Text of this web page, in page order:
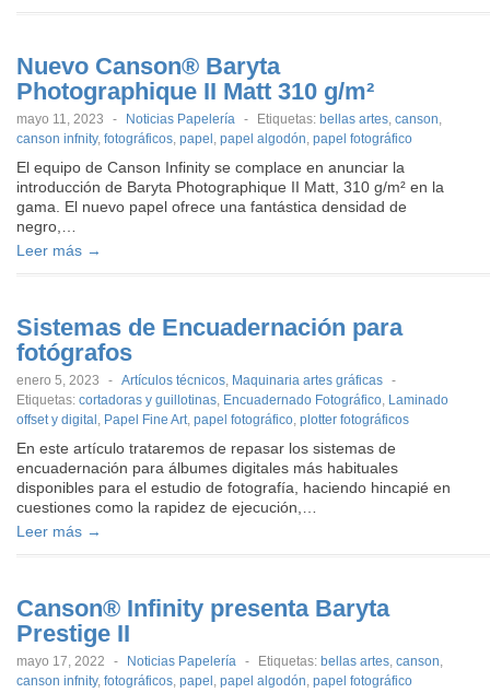
Nuevo Canson® Baryta
Photographique II Matt 310 g/m²
mayo 11, 2023 - Noticias Papelería - Etiquetas: bellas artes, canson,
canson infnity, fotográficos, papel , papel algodón, papel fotográfico
El equipo de Canson Infinity se complace en anunciar la
introducción de Baryta Photographique II Matt, 310 g/m² en la
gama. El nuevo papel ofrece una fantástica densidad de
negro,…
Leer más →
Sistemas de Encuadernación para
fotógrafos
enero 5, 2023 - Artículos técnicos, Maquinaria artes gráficas -
Etiquetas: cortadoras y guillotinas, Encuadernado Fotográfico, Laminado
offset y digital , Papel Fine Art, papel fotográfico, plotter fotográficos
En este artículo trataremos de repasar los sistemas de
encuadernación para álbumes digitales más habituales
disponibles para el estudio de fotografía, haciendo hincapié en
cuestiones como la rapidez de ejecución,…
Leer más →
Canson® Infinity presenta Baryta
Prestige II
mayo 17, 2022 - Noticias Papelería - Etiquetas: bellas artes, canson,
canson infnity, fotográficos, papel , papel algodón, papel fotográfico